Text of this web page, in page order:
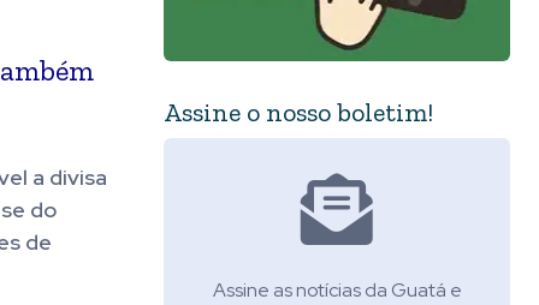
a divisa
do
de
Assine o nosso boletim!
Assine as notícias da Guatá e